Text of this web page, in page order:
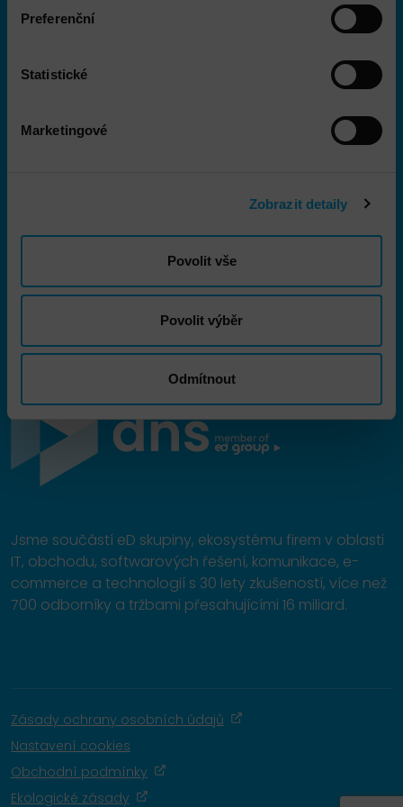
Preferenční
Statistické
Marketingové
Zobrazit detaily
Povolit vše
Povolit výběr
Odmítnout
O nás
Na Strži 1702/65
Jsme součástí eD skupiny, ekosystému firem v oblasti
IT, obchodu, softwarových řešení, komunikace, e-
commerce a technologií s 30 lety zkušeností, více než
700 odborníky a tržbami přesahujícími 16 miliard.
Zásady ochrany osobních údajů
Nastavení cookies
Obchodní podmínky
Ekologické zásady